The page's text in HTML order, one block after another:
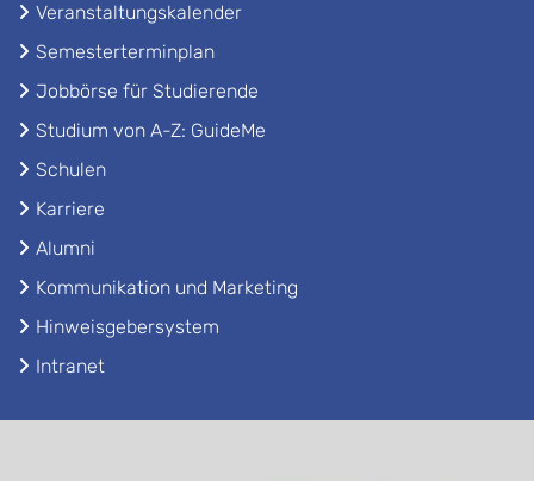
Veranstaltungskalender
Semesterterminplan
Jobbörse für Studierende
Studium von A-Z: GuideMe
Schulen
Karriere
Alumni
Kommunikation und Marketing
Hinweisgebersystem
Intranet